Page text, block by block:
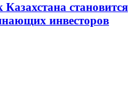
становится
инвесторов